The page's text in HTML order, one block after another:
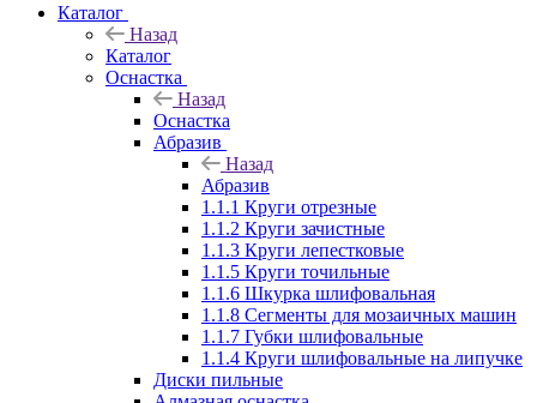
Каталог
Назад
Каталог
Оснастка
Назад
Оснастка
Абразив
Назад
Абразив
1.1.1 Круги отрезные
1.1.2 Круги зачистные
1.1.3 Круги лепестковые
1.1.5 Круги точильные
1.1.6 Шкурка шлифовальная
1.1.8 Сегменты для мозаичных машин
1.1.7 Губки шлифовальные
1.1.4 Круги шлифовальные на липучке
Диски пильные